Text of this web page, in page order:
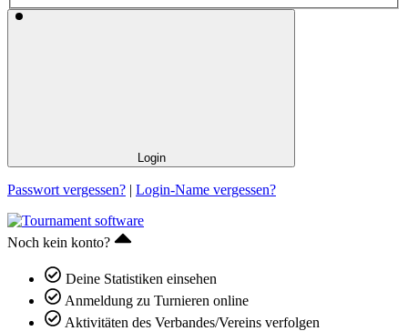
Login
Passwort vergessen? | Login-Name vergessen?
Noch kein konto?
Deine Statistiken einsehen
Anmeldung zu Turnieren online
Aktivitäten des Verbandes/Vereins verfolgen